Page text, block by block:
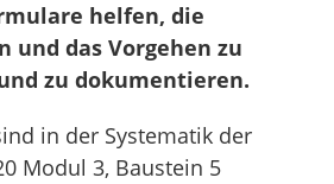
helfen, die
und das Vorgehen zu
zu dokumentieren.
in der Systematik der
Modul 3, Baustein 5